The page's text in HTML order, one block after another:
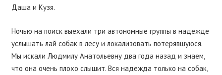
Даша и Кузя.
Ночью на поиск выехали три автономные группы в надежде
услышать лай собак в лесу и локализовать потерявшуюся.
Мы искали Людмилу Анатольевну два года назад и знаем,
что она очень плохо слышит. Вся надежда только на собак,